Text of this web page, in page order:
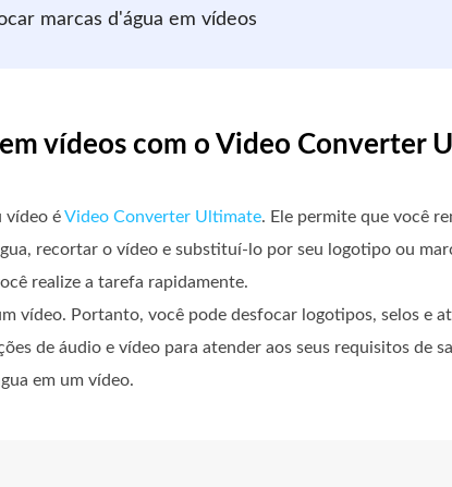
marcas d'água em vídeos
vídeos com o Video Converter
vídeo éVideo Converter Ultimate. Ele permite que você
recortar o vídeo e substituí-lo por seu logotipo ou
realize a tarefa rapidamente.
vídeo. Portanto, você pode desfocar logotipos, selos e
de áudio e vídeo para atender aos seus requisitos de
em um vídeo.